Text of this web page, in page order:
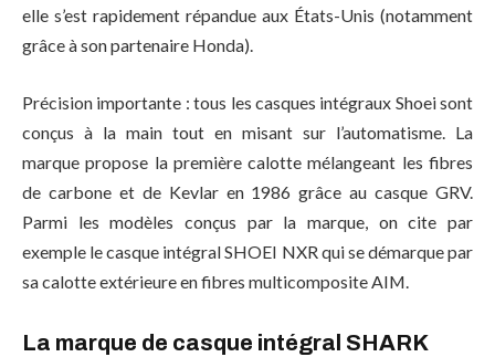
elle s’est rapidement répandue aux États-Unis (notamment
grâce à son partenaire Honda).
Précision importante : tous les casques intégraux Shoei sont
conçus à la main tout en misant sur l’automatisme. La
marque propose la première calotte mélangeant les fibres
de carbone et de Kevlar en 1986 grâce au casque GRV.
Parmi les modèles conçus par la marque, on cite par
exemple le casque intégral SHOEI NXR qui se démarque par
sa calotte extérieure en fibres multicomposite AIM.
La marque de casque intégral SHARK